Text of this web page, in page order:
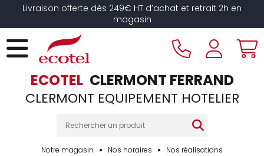
Livraison offerte dès 249€ HT d’achat et retrait 2h en
magasin
ECOTEL CLERMONT FERRAND
CLERMONT EQUIPEMENT HOTELIER
Notre magasin Nos horaires Nos réalisations
Panneau de gestion des cookies